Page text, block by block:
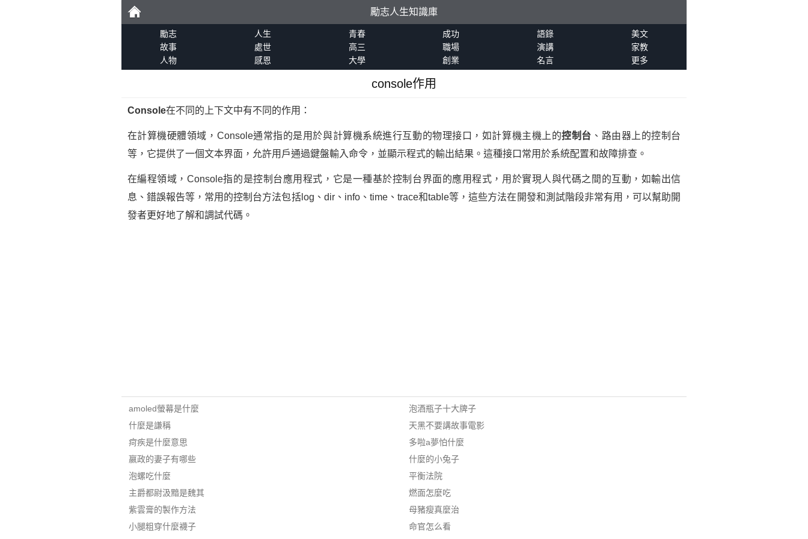
勵
勵志人生知識庫
勵志 人生 青春 成功 語錄
美文
故事
處世 高三 職場 演講
家教
人物
感恩 大學 創業 名言 更多
console作用
Console在不同的上下文中有不同的作用：
在計算機硬體領域，Console通常指的是用於與計算機系統進行互動的物理接口，如計算機主機上的控制台 、路由器上的控制台
等，它提供了一個文本界面，允許用戶通過鍵盤輸入命令，並顯示程式的輸出結果。這種接口常用於系統配置和故障排查。
在編程領域，Console指的是控制台應用程式，它是一種基於控制台界面的應用程式，用於實現人與代碼之間的互動，如輸出信
息、錯誤報告等，常用的控制台方法包括log、dir、info、time、trace和table等，這些方法在開發和測試階段非常有用，可以幫助開
發者更好地了解和調試代碼。
amoled螢幕是什麼
什麼是謙稱
疴疾是什麼意思
嬴政的妻子有哪些
泡螺吃什麼
主爵都尉汲黯是魏其
紫雲膏的製作方法
小腿粗穿什麼襪子
泡酒瓶子十大牌子
天黑不要講故事電影
多啦a夢怕什麼
什麼的小兔子
平衡法院
燃面怎麼吃
母豬瘦真麼治
命官怎么看